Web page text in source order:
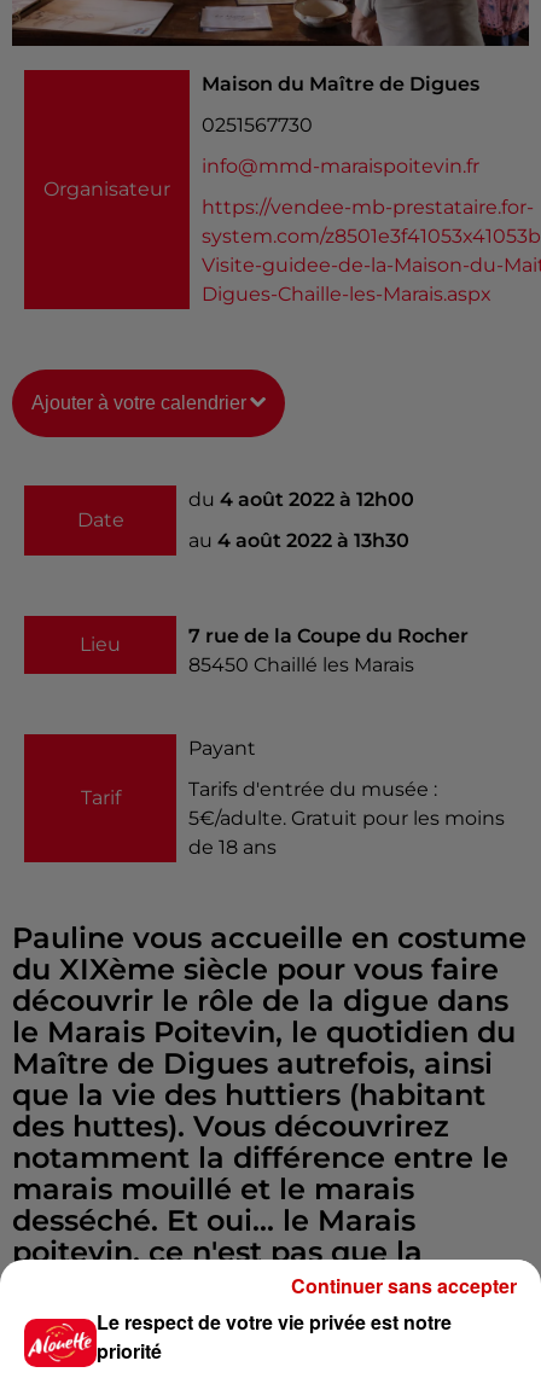
Organisateur
Maison du Maître de Digues
0251567730
info@mmd-maraispoitevin.fr
https://vendee-mb-prestataire.for-
system.com/
Visite-guidee-de-la-Maison-du-
Digues-Chaille-les-Marais.aspx
Ajouter à votre calendrier
Date
du 4 août 2022 à 12h00
au 4 août 2022 à 13h30
Lieu
7 rue de la Coupe du Rocher
85450 Chaillé les Marais
Tarif
Payant
Tarifs d'entrée du musée :
5€/adulte. Gratuit pour les moins
de 18 ans
Pauline vous accueille en costume
du XIXème siècle pour vous faire
découvrir le rôle de la digue dans
le Marais Poitevin, le quotidien du
Maître de Digues autrefois, ainsi
que la vie des huttiers (habitant
des huttes). Vous découvrirez
notamment la différence entre le
marais mouillé et le marais
desséché. Et oui... le Marais
poitevin, ce n'est pas que la
Si vous avez des jeunes enfants,
Le respect de votre vie privée est notre
priorité
Continuer sans accepter